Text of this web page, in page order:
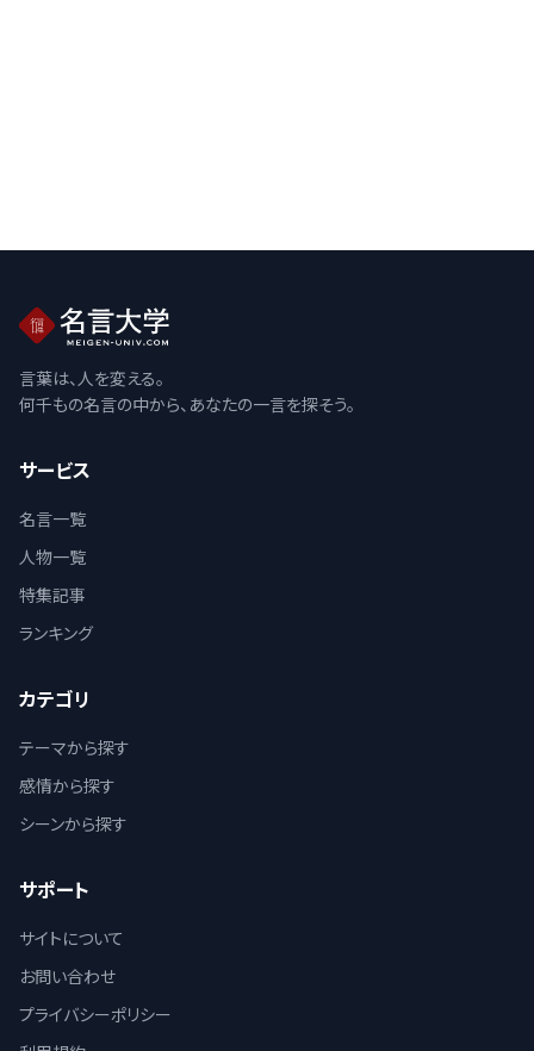
言葉は、人を変える。
何千もの名言の中から、あなたの一言を探そう。
サービス
名言一覧
人物一覧
特集記事
ランキング
カテゴリ
テーマから探す
感情から探す
シーンから探す
サポート
サイトについて
お問い合わせ
プライバシーポリシー